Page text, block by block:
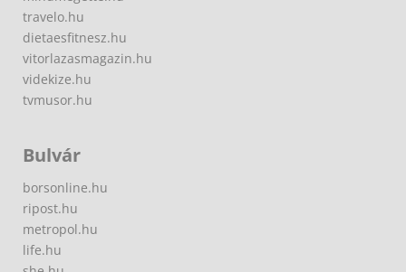
travelo.hu
dietaesfitnesz.hu
vitorlazasmagazin.hu
videkize.hu
tvmusor.hu
Bulvár
borsonline.hu
ripost.hu
metropol.hu
life.hu